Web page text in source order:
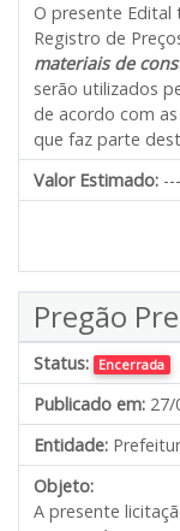
O presente
Registro de
materiais de
serão utilizados
de acordo com
que faz parte
Valor Estimado: ---
Pregão
Status: Encerrada
Publicado em: 27/
Entidade:
Objeto:
A presente